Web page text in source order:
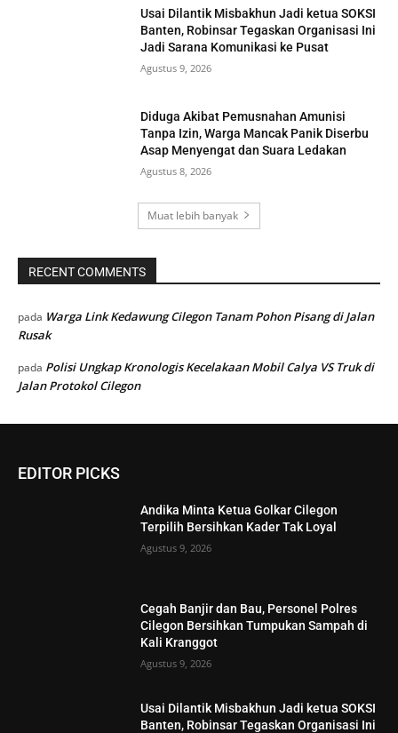
Usai Dilantik Misbakhun Jadi ketua SOKSI
Banten, Robinsar Tegaskan Organisasi Ini
Jadi Sarana Komunikasi ke Pusat
Agustus 9, 2026
Diduga Akibat Pemusnahan Amunisi
Tanpa Izin, Warga Mancak Panik Diserbu
Asap Menyengat dan Suara Ledakan
Agustus 8, 2026
Muat lebih banyak
RECENT COMMENTS
pada Warga Link Kedawung Cilegon Tanam Pohon Pisang di Jalan
Rusak
pada Polisi Ungkap Kronologis Kecelakaan Mobil Calya VS Truk di
Jalan Protokol Cilegon
EDITOR PICKS
Andika Minta Ketua Golkar Cilegon
Terpilih Bersihkan Kader Tak Loyal
Agustus 9, 2026
Cegah Banjir dan Bau, Personel Polres
Cilegon Bersihkan Tumpukan Sampah di
Kali Kranggot
Agustus 9, 2026
Usai Dilantik Misbakhun Jadi ketua SOKSI
Banten, Robinsar Tegaskan Organisasi Ini